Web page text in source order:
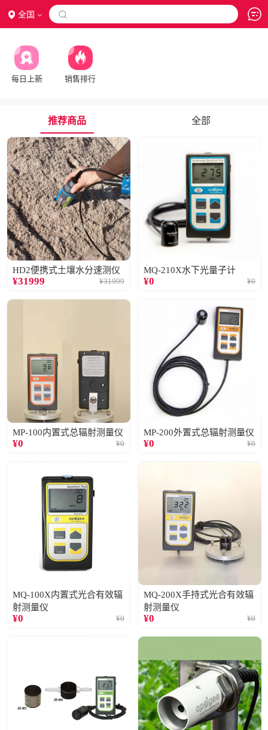
全国 
每日上新 销售排行
推荐商品 全部
HD2便携式土壤水分速测仪
¥31999 ¥31999
MQ-210X水下光量子计
¥0 ¥0
MP-100内置式总辐射测量仪
¥0 ¥0
MP-200外置式总辐射测量仪
¥0 ¥0
MQ-100X内置式光合有效辐
射测量仪
¥0 ¥0
MQ-200X手持式光合有效辐
射测量仪
¥0 ¥0